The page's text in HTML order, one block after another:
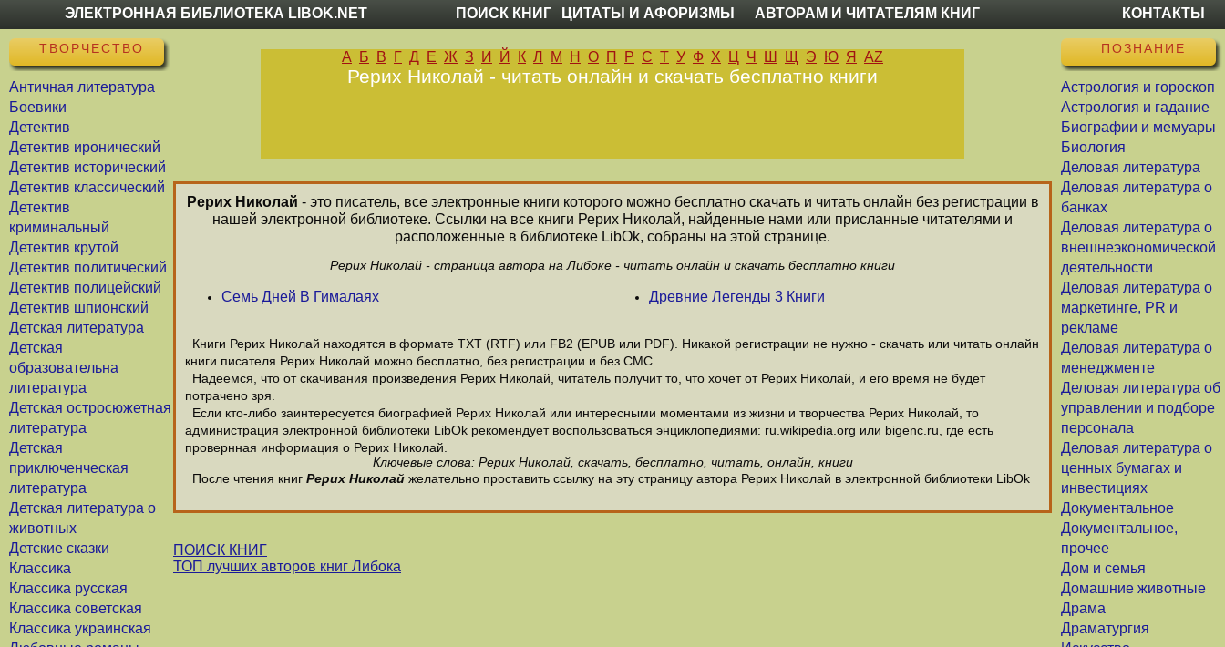
ЭЛЕКТРОННАЯ БИБЛИОТЕКА LIBOK.NET ПОИСК КНИГ ЦИТАТЫ И АФОРИЗМЫ АВТОРАМ И ЧИТАТЕЛЯМ КНИГ КОНТАКТЫ
ТВОРЧЕСТВО
Античная литература
Боевики
Детектив
Детектив иронический
Детектив исторический
Детектив классический
Детектив
криминальный
Детектив крутой
Детектив политический
Детектив полицейский
Детектив шпионский
Детская литература
Детская
образовательна
литература
Детская остросюжетная
литература
Детская
приключенческая
литература
Детская литература о
животных
Детские сказки
Классика
Классика русская
Классика советская
Классика украинская
ПОЗНАНИЕ
Астрология и гороскоп
Астрология и гадание
Биографии и мемуары
Биология
Деловая литература
Деловая литература о
банках
Деловая литература о
внешнеэкономической
деятельности
Деловая литература о
маркетинге, PR и
рекламе
Деловая литература о
менеджменте
Деловая литература об
управлении и подборе
персонала
Деловая литература о
ценных бумагах и
инвестициях
Документальное
Документальное,
прочее
Дом и семья
Домашние животные
Драма
Драматургия
А Б В Г Д Е Ж З И Й К Л М Н О П Р С Т У Ф Х Ц Ч Ш Щ Э Ю Я AZ
Рерих Николай - читать онлайн и скачать бесплатно книги
Рерих Николай - это писатель, все электронные книги которого можно бесплатно скачать и читать онлайн без регистрации в
нашей электронной библиотеке. Ссылки на все книги Рерих Николай, найденные нами или присланные читателями и
расположенные в библиотеке LibOk, собраны на этой странице.
Рерих Николай - страница автора на Либоке - читать онлайн и скачать бесплатно книги
Семь Дней В Гималаях Древние Легенды 3 Книги
Книги Рерих Николай находятся в формате ТХТ (RTF) или FB2 (EPUB или PDF). Никакой регистрации не нужно - скачать или читать онлайн
книги писателя Рерих Николай можно бесплатно, без регистрации и без СМС.
Надеемся, что от скачивания произведения Рерих Николай, читатель получит то, что хочет от Рерих Николай, и его время не будет
потрачено зря.
Если кто-либо заинтересуется биографией Рерих Николай или интересными моментами из жизни и творчества Рерих Николай, то
администрация электронной библиотеки LibOk рекомендует воспользоваться энциклопедиями: ru.wikipedia.org или bigenc.ru, где есть
провернная информация о Рерих Николай.
Ключевые слова: Рерих Николай, скачать, бесплатно, читать, онлайн, книги
После чтения книг Рерих Николай желательно проставить ссылку на эту страницу автора Рерих Николай в электронной библиотеки LibOk
ПОИСК КНИГ
ТОП лучших авторов книг Либока